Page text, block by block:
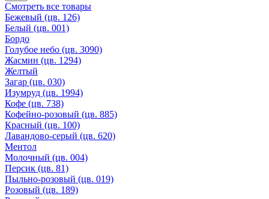
Смотреть все товары
Бежевый (цв. 126)
Белый (цв. 001)
Бордо
Голубое небо (цв. 3090)
Жасмин (цв. 1294)
Желтый
Загар (цв. 030)
Изумруд (цв. 1994)
Кофе (цв. 738)
Кофейно-розовый (цв. 885)
Красный (цв. 100)
Лавандово-серый (цв. 620)
Ментол
Молочный (цв. 004)
Персик (цв. 81)
Пыльно-розовый (цв. 019)
Розовый (цв. 189)